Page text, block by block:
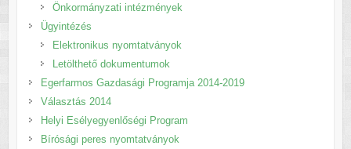
Önkormányzati intézmények
Ügyintézés
Elektronikus nyomtatványok
Letölthető dokumentumok
Egerfarmos Gazdasági Programja 2014-2019
Választás 2014
Helyi Esélyegyenlőségi Program
Bírósági peres nyomtatványok